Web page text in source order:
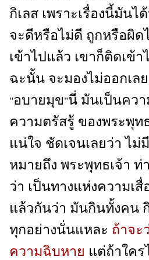
กิเลส เพราะเรื่องนี้มัน
จะดีหรือไม่ดี ถูกหรือผิด
เข้าไปแล้ว เขาก็ติดเข้
ฉะนั้น จะมองไม่ออกเล
"อบายมุข"นี่ มันเป็นควา
ความตรัสรู้ ของพระพุ
แน่ใจ ชัดเจนเลยว่า ไม่
หมายถึง พระพุทธเจ้า
ว่า เป็นทางแห่งความเ
แล้วกันว่า มันกินทั้งคน
ทุกอย่างนั่นแหละ ถ้าจะ
ความฉิบหาย แต่ถ้าใคร